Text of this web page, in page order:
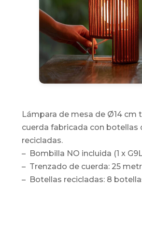
Lámpara de mesa de Ø14 cm
cuerda fabricada con botellas
recicladas.
– Bombilla NO incluida (1 x
– Trenzado de cuerda: 25
– Botellas recicladas: 8